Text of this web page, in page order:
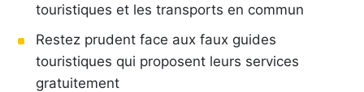
touristiques et les transports en commun
Restez prudent face aux faux guides
touristiques qui proposent leurs services
gratuitement